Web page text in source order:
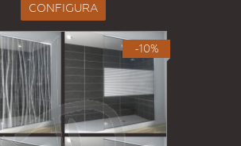
CONFIGURA
-10%